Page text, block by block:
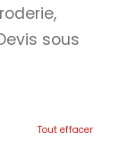
sous
Tout effacer